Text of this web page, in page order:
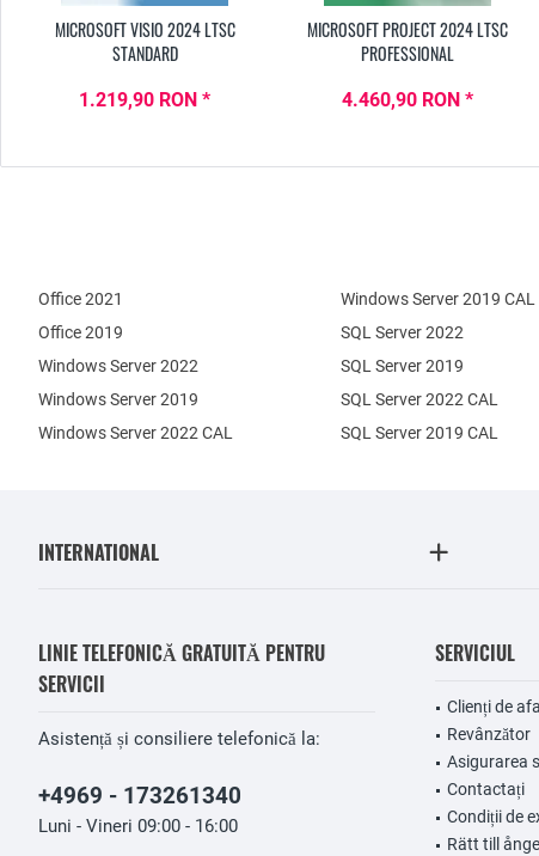
MICROSOFT VISIO 2024 LTSC
STANDARD
1.219,90 RON *
MICROSOFT PROJECT 2024 LTSC
PROFESSIONAL
4.460,90 RON *
Office 2021
Office 2019
Windows Server 2022
Windows Server 2019
SQL Server 2022
SQL Server 2019
Windows Server 2022 CAL
Windows Server 2019 CAL
SQL Server 2022 CAL
SQL Server 2019 CAL
INTERNATIONAL
LINIE TELEFONICĂ GRATUITĂ PENTRU
SERVICII
Asistență și consiliere telefonică la:
+4969 - 173261340
Luni - Vineri 09:00 - 16:00
SERVICIUL
Clienți de
Revânzător
Asigurarea
Contactați
Condiții de
Rätt till